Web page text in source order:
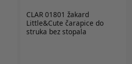
CLAR 01801 žakard
Little&Cute čarapice do
struka bez stopala